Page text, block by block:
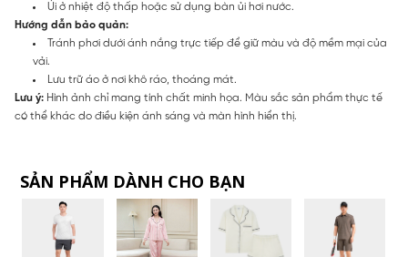
Ủi ở nhiệt độ thấp hoặc sử dụng bàn ủi hơi nước.
Hướng dẫn bảo quản:
Tránh phơi dưới ánh nắng trực tiếp để giữ màu và độ mềm mại của
vải.
Lưu trữ áo ở nơi khô ráo, thoáng mát.
Lưu ý: Hình ảnh chỉ mang tính chất minh họa. Màu sắc sản phẩm thực tế
có thể khác do điều kiện ánh sáng và màn hình hiển thị.
SẢN PHẨM DÀNH CHO BẠN